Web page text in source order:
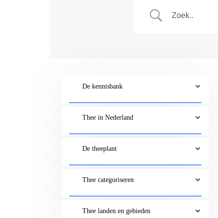
De kennisbank
Thee in Nederland
De theeplant
Thee categoriseren
Thee landen en gebieden